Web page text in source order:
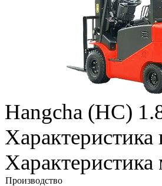
Hangcha (HC)
Характеристика
Характеристика
Производство